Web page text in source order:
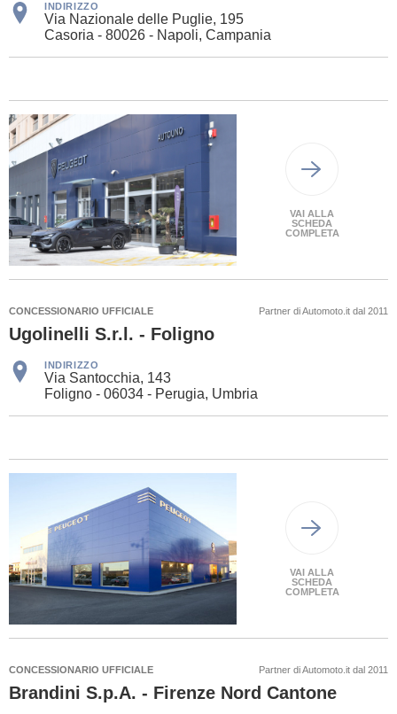
INDIRIZZO
Via Nazionale delle Puglie, 195
Casoria - 80026 - Napoli, Campania
VAI ALLA
SCHEDA
COMPLETA
CONCESSIONARIO UFFICIALE Partner di Automoto.it dal 2011
Ugolinelli S.r.l. - Foligno
INDIRIZZO
Via Santocchia, 143
Foligno - 06034 - Perugia, Umbria
VAI ALLA
SCHEDA
COMPLETA
CONCESSIONARIO UFFICIALE Partner di Automoto.it dal 2011
Brandini S.p.A. - Firenze Nord Cantone